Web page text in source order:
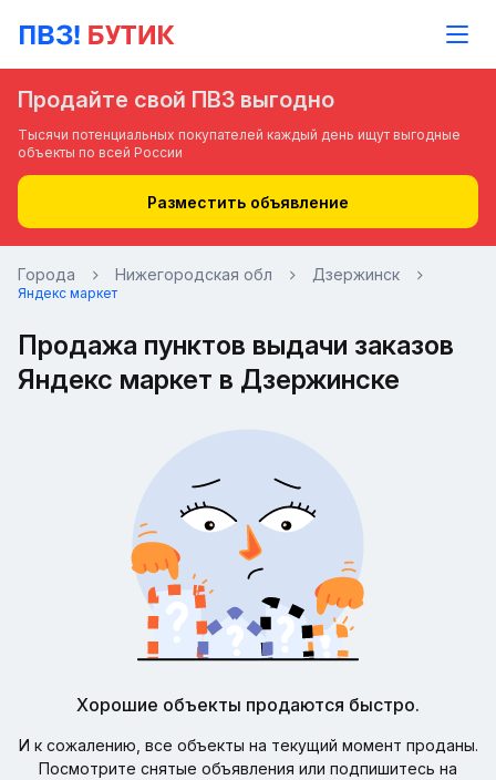
Продайте свой ПВЗ выгодно
Тысячи потенциальных покупателей каждый день ищут выгодные
объекты по всей России
Разместить объявление
Города Нижегородская обл Дзержинск
Яндекс маркет
Продажа пунктов выдачи заказов
Яндекс маркет в Дзержинске
Хорошие объекты продаются быстро.
И к сожалению, все объекты на текущий момент проданы.
Посмотрите снятые объявления или подпишитесь на